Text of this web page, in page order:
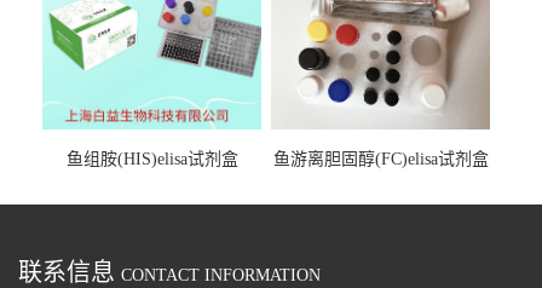
鱼组胺(HIS)elisa试剂盒 鱼游离胆固醇(FC)elisa试剂盒
联系信息 CONTACT INFORMATION